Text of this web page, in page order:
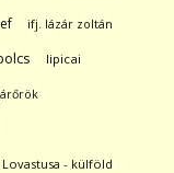
ifj. lázár zoltán
lipicai
Lovastusa - külföld